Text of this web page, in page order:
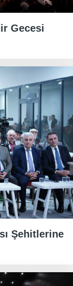
Gecesi
Şehitlerine